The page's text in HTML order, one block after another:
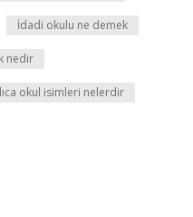
İdadi okulu ne demek
nedir
okul isimleri nelerdir